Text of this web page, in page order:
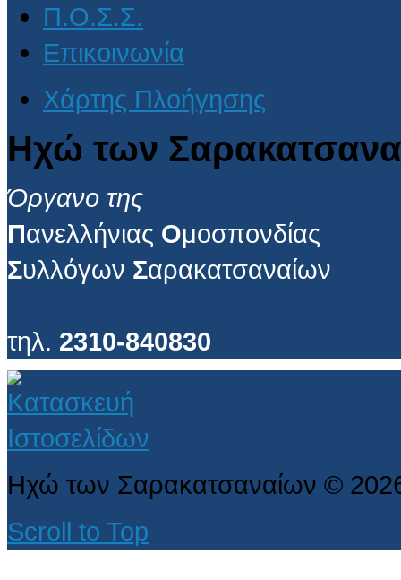
Π.Ο.Σ.Σ.
Επικοινωνία
Χάρτης Πλοήγησης
Ηχώ των
Όργανο της
Πανελλήνιας Ομοσπονδίας
Συλλόγων Σαρακατσαναίων
τηλ. 2310-840830
Ηχώ των Σαρακατσαναίων ©
Scroll to Top